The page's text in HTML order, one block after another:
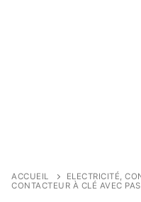
ACCUEIL ELECTRICITÉ,
CONTACTEUR À CLÉ AVEC